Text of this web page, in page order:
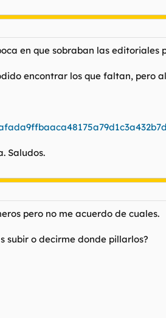
en que sobraban las
encontrar los que faltan,
Saludos.
pero no me acuerdo de cuales.
subir o decirme donde pillarlos?